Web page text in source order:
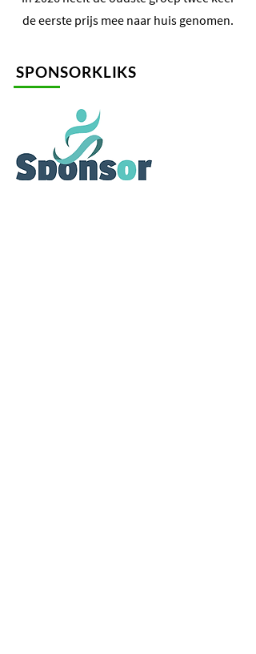
de eerste prijs mee naar huis genomen.
SPONSORKLIKS